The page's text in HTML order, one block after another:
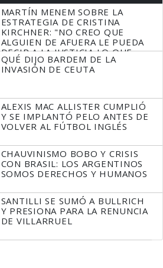
MARTÍN MENEM SOBRE LA
ESTRATEGIA DE CRISTINA
KIRCHNER: "NO CREO QUE
ALGUIEN DE AFUERA LE PUEDA
DECIR A LA JUSTICIA LO QUE
TIENE QUE HACER"
QUÉ DIJO BARDEM DE LA
INVASIÓN DE CEUTA
ALEXIS MAC ALLISTER CUMPLIÓ
Y SE IMPLANTÓ PELO ANTES DE
VOLVER AL FÚTBOL INGLÉS
CHAUVINISMO BOBO Y CRISIS
CON BRASIL: LOS ARGENTINOS
SOMOS DERECHOS Y HUMANOS
SANTILLI SE SUMÓ A BULLRICH
Y PRESIONA PARA LA RENUNCIA
DE VILLARRUEL